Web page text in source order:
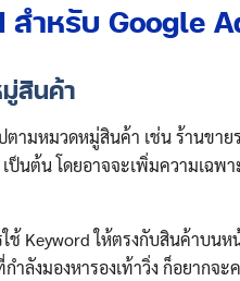
สำหรับ Google
สินค้า
ปตามหมวดหมู่สินค้า เช่น ร้านขา
ป็นต้น โดยอาจจะเพิ่มความเฉพ
ช้ Keyword ให้ตรงกับสินค้าบน
ลังมองหารองเท้าวิ่ง ก็อยากจะ